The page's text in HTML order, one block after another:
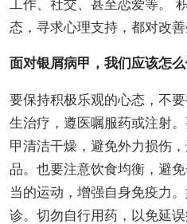
工作、社交、甚至恋爱等。
态，寻求心理支持，都对改善
面对银屑病甲，我们应该怎么
要保持积极乐观的心态，不
生治疗，遵医嘱服药或注射
甲清洁干燥，避免外力损伤
品。也要注意饮食均衡，避
当的运动，增强自身免疫力
诊。切勿自行用药，以免延误